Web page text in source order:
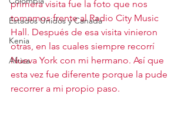
Estados Unidos y Canada
Kenia
Africa
primera visita fue la foto que nos
tomamos frente al Radio City Music
Hall. Después de esa visita vinieron
otras, en las cuales siempre recorrí
Nueva York con mi hermano. Así que
esta vez fue diferente porque la pude
recorrer a mi propio paso.